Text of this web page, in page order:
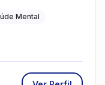
Mental